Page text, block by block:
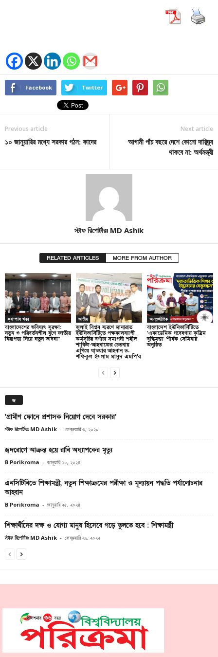
Facebook Twitter
Previous article
১০ জানুয়ারির মধ্যে সরকার গঠন: কাদের
Next article
আগামী পাঁচ বছরে দেশে কোনো দারিদ্র্য
থাকবে না: অর্থমন্ত্রী
স্টাফ রিপোর্টারঃ MD Ashik
RELATED ARTICLES MORE FROM AUTHOR
ক্যাম্পাস খবর
বাংলাদেশের ভবিষ্যৎ সুরক্ষা:
নতুন ও পরিবর্তনশীল যুগে জাতীয়
নিরাপত্তা নিয়ে নতুন ভাবনা”
জাতীয়
জুলাই বিপ্লব স্মরণে মানারাত
ইউনিভার্সিটিতে পক্ষকালব্যাপী
কর্মসূচির বর্ণাঢ্য সমাপনী শহীদ
শাকিল-আহনাফের চেতনায়
এগিয়ে যাওয়ার আহবান ড.
শফিকুল ইসলাম মাসুদ এমপি’র
আন্তর্জাতিক
বাংলাদেশ ইউনিভার্সিটিতে
‘একাডেমিক গবেষণায় কৃত্রিম
বুদ্ধিমত্তা’ শীর্ষক সেমিনার
অনুষ্ঠিত
জ
‘গ্রামীণ ফোনে প্রশাসক নিয়োগ দেবে সরকার’
স্টাফ রিপোর্টারঃ MD Ashik - ফেব্রুয়ারি ৩, ২০২০
হৃদরোগে আক্রন্ত হয়ে রাবি অধ্যাপকের মৃত্যু
B Porikroma - জানুয়ারি ২০, ২০২৪
এনসিটিবিতে শিক্ষামন্ত্রী, নতুন শিক্ষাক্রমের পরীক্ষা ও মূল্যায়ন পদ্ধতি পর্যালোচনার
আহ্বান
B Porikroma - জানুয়ারি ২৫, ২০২৪
শিক্ষার্থীদের দক্ষ ও যোগ্য মানুষ হিসেবে গড়ে তুলতে হবে : শিক্ষামন্ত্রী
স্টাফ রিপোর্টারঃ MD Ashik - ফেব্রুয়ারি ২৬, ২০২২